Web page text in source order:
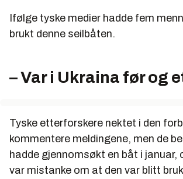
Ifølge tyske medier hadde fem
brukt denne seilbåten.
– Var i Ukraina før og
Tyske etterforskere nektet i den
kommentere meldingene, men de
hadde gjennomsøkt en båt i januar,
var mistanke om at den var blitt